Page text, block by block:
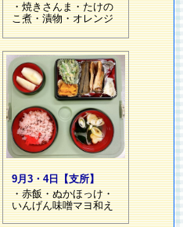
・焼きさんま・たけの
こ煮・漬物・オレンジ
9月3・4日【支所】
・赤飯・ぬかほっけ・
いんげん味噌マヨ和え